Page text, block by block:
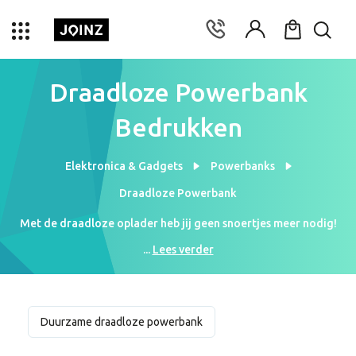
Draadloze Powerbank
Bedrukken
Elektronica & Gadgets Powerbanks
Draadloze Powerbank
Met de draadloze oplader heb jij geen snoertjes meer nodig!
Met de nieuwe Qi technologie kan jouw telefoon draadloos
worden opgeladen. Nog niet alle telefoons zijn uitgerust met
deze functie. Voor iPhone geldt dat de modellen vanaf iPhone 8
galaxy S6 al de standaard. Joinz is groot fan van nieuwe
technologie en spannende gadgets. Ook de draadloze
... Lees verder
Duurzame draadloze powerbank